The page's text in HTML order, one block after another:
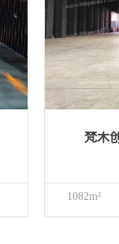
梵木
1082m²